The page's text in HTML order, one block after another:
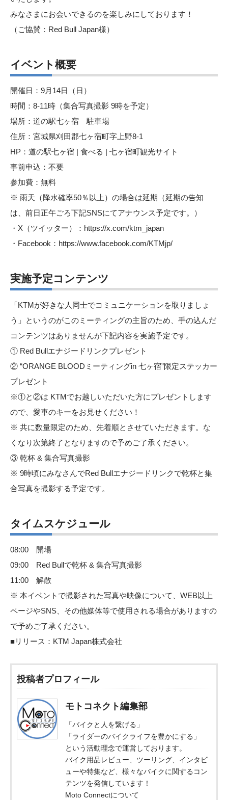
みなさまにお会いできるのを楽しみにしております！
（ご協賛：Red Bull Japan様）
イベント概要
開催日：9月14日（日）
時間：8-11時（集合写真撮影 9時を予定）
場所：道の駅七ヶ宿 駐車場
住所：宮城県刈田郡七ヶ宿町字上野8-1
HP：道の駅七ヶ宿 | 食べる | 七ヶ宿町観光サイト
事前申込：不要
参加費：無料
※ 雨天（降水確率50％以上）の場合は延期（延期の告知
は、前日正午ごろ下記SNSにてアナウンス予定です。）
・X（ツイッター）： https://x.com/ktm_japan
・Facebook： https://www.facebook.com/KTMjp/
実施予定コンテンツ
「KTMが好きな人同士でコミュニケーションを取りましょ
う」というのがこのミーティングの主旨のため、手の込んだ
コンテンツはありませんが下記内容を実施予定です。
① Red Bullエナジードリンクプレゼント
② “ORANGE BLOODミーティングin 七ヶ宿”限定ステッカー
プレゼント
※①と②は KTMでお越しいただいた方にプレゼントします
ので、愛車のキーをお見せください！
※ 共に数量限定のため、先着順とさせていただきます。な
くなり次第終了となりますので予めご了承ください。
③ 乾杯 & 集合写真撮影
※ 9時頃にみなさんでRed Bullエナジードリンクで乾杯と集
合写真を撮影する予定です。
タイムスケジュール
08:00 開場
09:00 Red Bullで乾杯 & 集合写真撮影
11:00 解散
※ 本イベントで撮影された写真や映像について、WEB以上
ページやSNS、その他媒体等で使用される場合がありますの
で予めご了承ください。
■リリース： KTM Japan株式会社
投稿者プロフィール
モトコネクト編集部
「バイクと人を繋げる」
「ライダーのバイクライフを豊かにする」
という活動理念で運営しております。
バイク用品レビュー、ツーリング、インタビ
ューや特集など、様々なバイクに関するコン
テンツを発信しています！
Moto Connectについて